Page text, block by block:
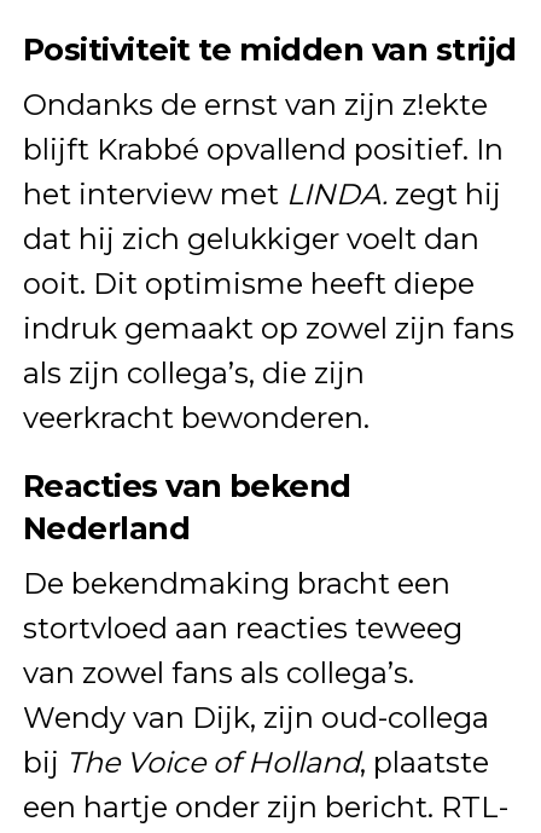
Positiviteit te midden van strijd
Ondanks de ernst van zijn z!ekte
blijft Krabbé opvallend positief. In
het interview met LINDA.zegt hij
dat hij zich gelukkiger voelt dan
ooit. Dit optimisme heeft diepe
indruk gemaakt op zowel zijn fans
als zijn collega’s, die zijn
veerkracht bewonderen.
Reacties van bekend
Nederland
De bekendmaking bracht een
stortvloed aan reacties teweeg
van zowel fans als collega’s.
Wendy van Dijk, zijn oud-collega
bij The Voice of Holland, plaatste
een hartje onder zijn bericht. RTL-